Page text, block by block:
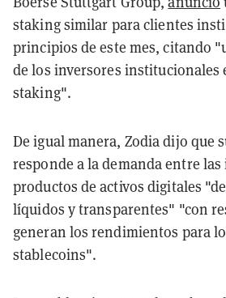
staking similar para clientes
principios de este mes, citando
de los inversores institucionales
staking".
De igual manera, Zodia dijo que
responde a la demanda entre
productos de activos digitales
líquidos y transparentes" "con
generan los rendimientos para
stablecoins".